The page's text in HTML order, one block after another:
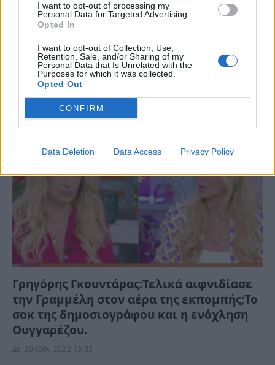
I want to opt-out of processing my
Personal Data for Targeted Advertising.
Opted In
I want to opt-out of Collection, Use,
Retention, Sale, and/or Sharing of my
Personal Data that Is Unrelated with the
Purposes for which it was collected.
Opted Out
CONFIRM
Data Deletion Data Access Privacy Policy
Survivor All Star:Η αποκάλυψη του
Ουγγαρέζου για το παιχνίδι και η
Τε, 11 Ιαν 2023 17:15
Χαμός έχει γίνει ήδη με το Survivor All Star και ήδη όλες
οι…
Γρηγόρης Γκουντάρας:Τελικά αιφνιδίασε
την Γραμμέλη στον αέρα της εκπομπής;Το
σοκ της δημοσιογράφου και η ενόχληση
Ουγγαρέζου.
Δε, 20 Ιούν 2022 13:03